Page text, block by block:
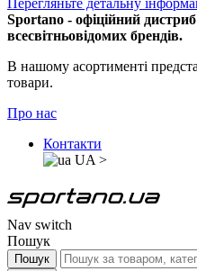
Перегляньте детальну
Sportano - офіційний
всесвітньовідомих брендів.
В нашому асортименті
товари.
Про нас
Контакти
UA >
Nav switch
Пошук
Пошук